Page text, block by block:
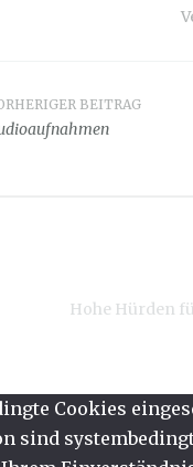
BEITRAG
Hohe Hürden
Cookies
sind